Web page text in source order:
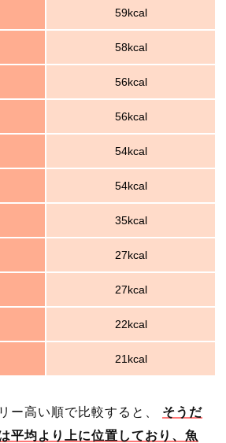
59kcal
58kcal
56kcal
56kcal
54kcal
54kcal
35kcal
27kcal
27kcal
22kcal
21kcal
ー高い順で比較すると、 そうだ
平均より上に位置しており、魚